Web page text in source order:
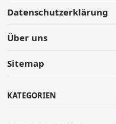
Datenschutzerklärung
Über uns
Sitemap
KATEGORIEN